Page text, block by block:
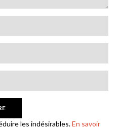
les indésirables.En savoir